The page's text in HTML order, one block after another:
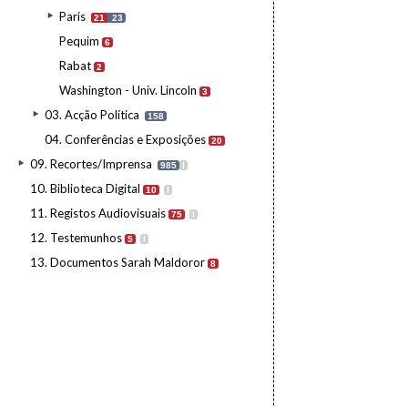
Paris 21 23
Pequim 6
Rabat 2
Washington - Univ. Lincoln 3
03. Acção Política 158
04. Conferências e Exposições 20
09. Recortes/Imprensa 985 I
10. Biblioteca Digital 10 I
11. Registos Audiovisuais 75 I
12. Testemunhos 5 I
13. Documentos Sarah Maldoror 8